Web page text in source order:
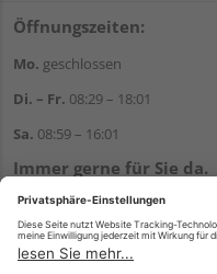
Öffnungszeiten:
Mo. geschlossen
Di. – Fr. 08:29 – 18:01
Sa. 08:59 – 16:01
Immer gerne für Sie da.
E-Mail:kontakt@holzziller.de